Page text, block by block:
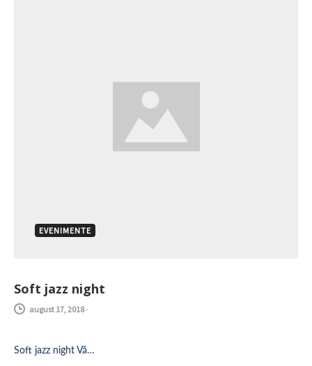
EVENIMENTE
Soft jazz night
august 17, 2018-
Soft jazz night Vă…